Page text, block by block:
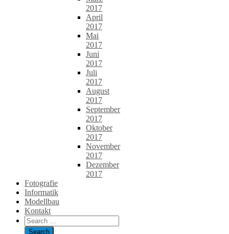
2017
April
2017
Mai
2017
Juni
2017
Juli
2017
August
2017
September
2017
Oktober
2017
November
2017
Dezember
2017
Fotografie
Informatik
Modellbau
Kontakt
Search
for: